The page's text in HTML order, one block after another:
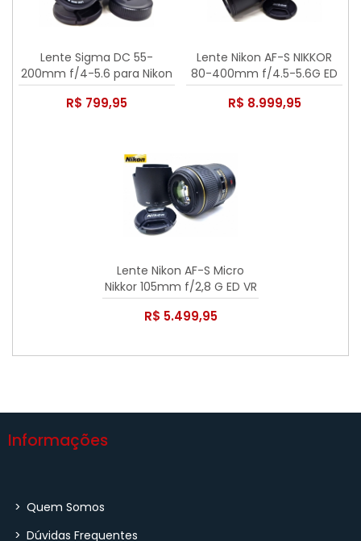
Lente Sigma DC 55-
200mm f/4-5.6 para Nikon
AF
R$ 799,95
Lente Nikon AF-S NIKKOR
80-400mm f/4.5-5.6G ED
VR N - Seminova - Vendida
R$ 8.999,95
Lente Nikon AF-S Micro
Nikkor 105mm f/2,8 G ED VR
N - Seminova
R$ 5.499,95
Informações
> Quem Somos
> Dúvidas Frequentes